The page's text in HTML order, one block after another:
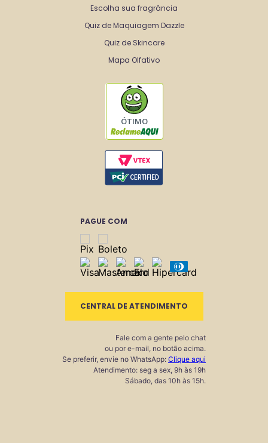
Escolha sua fragrância
Quiz de Maquiagem Dazzle
Quiz de Skincare
Mapa Olfativo
ÓTIMO
PAGUE COM
CENTRAL DE ATENDIMENTO
Fale com a gente pelo chat
ou por e-mail, no botão acima.
Se preferir, envie no WhatsApp: Clique aqui
Atendimento: seg a sex, 9h às 19h
Sábado, das 10h às 15h.